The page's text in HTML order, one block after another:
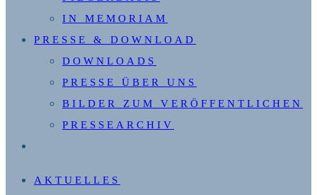
IN MEMORIAM
PRESSE & DOWNLOAD
DOWNLOADS
PRESSE ÜBER UNS
BILDER ZUM VERÖFFENTLICHEN
PRESSEARCHIV
UMSCHALTEN
AKTUELLES